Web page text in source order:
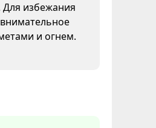
Для избежания
и огнем.